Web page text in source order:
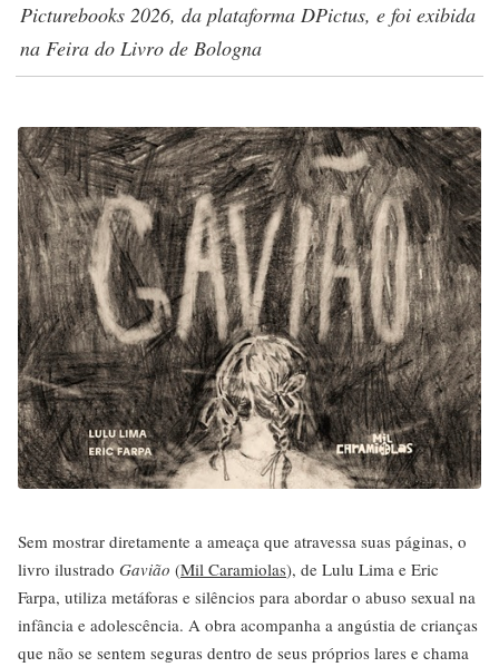
Picturebooks 2026, da plataforma DPictus, e foi exibida
na Feira do Livro de Bologna
Sem mostrar diretamente a ameaça que atravessa suas páginas, o
livro ilustrado Gavião (Mil Caramiolas), de Lulu Lima e Eric
Farpa, utiliza metáforas e silêncios para abordar o abuso sexual na
infância e adolescência. A obra acompanha a angústia de crianças
que não se sentem seguras dentro de seus próprios lares e chama